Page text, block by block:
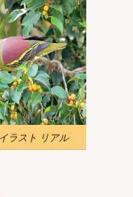
ラスト リアル